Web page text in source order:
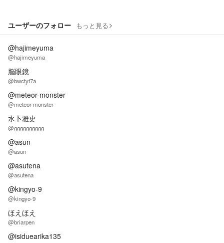
ユーザーのフォロー もっと見る
@hajimeyuma
@hajimeyuma
脳眼鏡
@bwctyt7a
@meteor-monster
@meteor-monster
水卜雅史
@gggggggggg
@asun
@asun
@asutena
@asutena
@kingyo-9
@kingyo-9
ほえほえ
@briarpen
@isiduearika135